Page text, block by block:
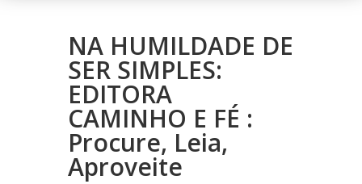
NA HUMILDADE DE
SER SIMPLES:
EDITORA
CAMINHO E FÉ :
Procure, Leia,
Aproveite